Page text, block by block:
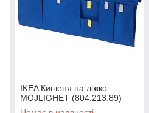
IKEA Кишеня на ліжко
MÖJLIGHET (804.213.89)